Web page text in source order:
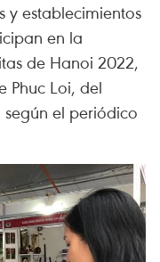
y establecimientos
en la
de Hanoi 2022,
Phuc Loi, del
el periódico